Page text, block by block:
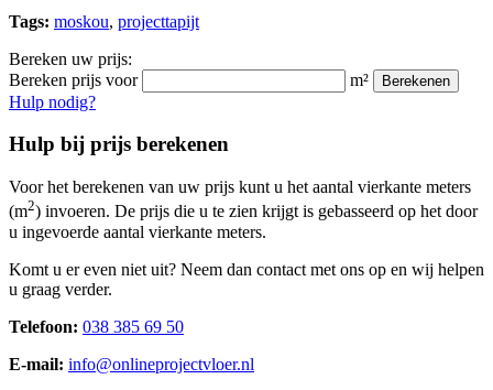
Tags: moskou, projecttapijt
Bereken uw prijs:
Bereken prijs voor
m² Berekenen
Hulp nodig?
Hulp bij prijs berekenen
Voor het berekenen van uw prijs kunt u het aantal vierkante meters
(m2) invoeren. De prijs die u te zien krijgt is gebasseerd op het door
u ingevoerde aantal vierkante meters.
Komt u er even niet uit? Neem dan contact met ons op en wij helpen
u graag verder.
Telefoon: 038 385 69 50
E-mail: info@onlineprojectvloer.nl